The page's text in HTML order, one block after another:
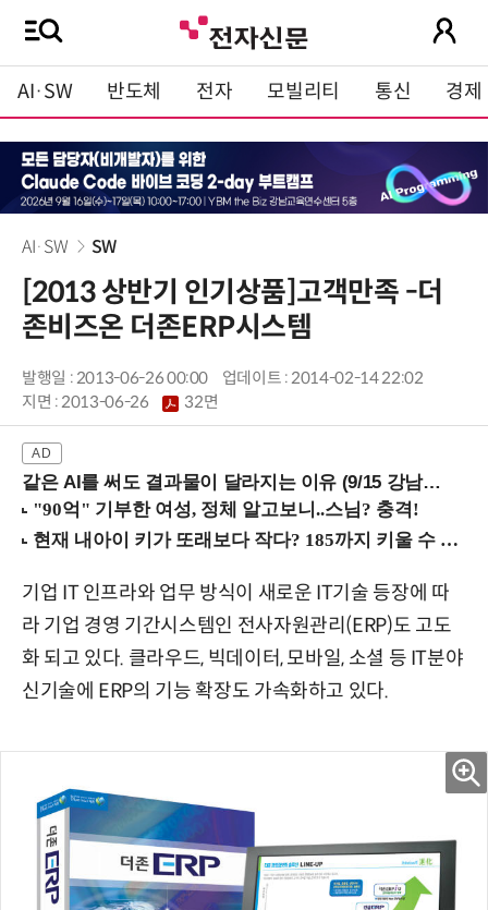
AI·SW 반도체 전자 모빌리티 통신 경제
AI·SW SW
[2013 상반기 인기상품]고객만족 -더
존비즈온 더존ERP시스템
발행일 : 2013-06-26 00:00
업데이트 : 2014-02-14 22:02
지면 :2013-06-26 32면
같은 AI를 써도 결과물이 달라지는 이유 (9/15 강남역)
기업 IT 인프라와 업무 방식이 새로운 IT기술 등장에 따
라 기업 경영 기간시스템인 전사자원관리(ERP)도 고도
화 되고 있다. 클라우드, 빅데이터, 모바일, 소셜 등 IT분야
신기술에 ERP의 기능 확장도 가속화하고 있다.